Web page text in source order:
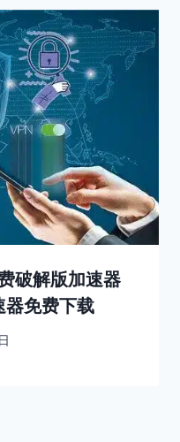
破解版加速器
免费下载